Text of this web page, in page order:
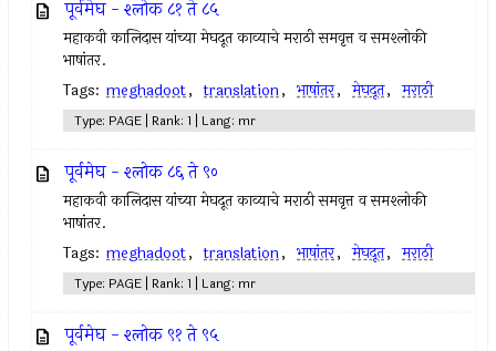
पूर्वमेघ - श्लोक ८१ ते ८५
महाकवी कालिदास यांच्या मेघदूत काव्याचे मराठी समवृत्त व समश्लोकी
भाषांतर.
Tags: meghadoot, translation, भाषांतर, मेघदूत, मराठी
Type: PAGE | Rank: 1 | Lang: mr
पूर्वमेघ - श्लोक ८६ ते ९०
महाकवी कालिदास यांच्या मेघदूत काव्याचे मराठी समवृत्त व समश्लोकी
भाषांतर.
Tags: meghadoot, translation, भाषांतर, मेघदूत, मराठी
Type: PAGE | Rank: 1 | Lang: mr
पूर्वमेघ - श्लोक ९१ ते ९५